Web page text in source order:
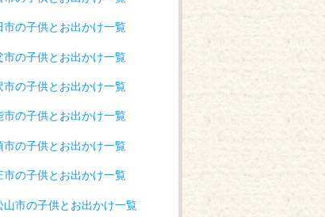
市の子供とお出かけ一覧
市の子供とお出かけ一覧
市の子供とお出かけ一覧
市の子供とお出かけ一覧
市の子供とお出かけ一覧
市の子供とお出かけ一覧
山市の子供とお出かけ一覧